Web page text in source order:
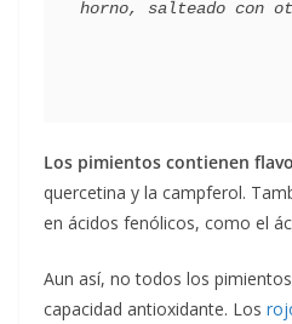
Los pimientos contienen
quercetina y la campferol.
en ácidos fenólicos, como el
Aun así, no todos los
capacidad antioxidante. Los